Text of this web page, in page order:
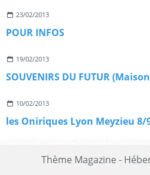
23/02/2013
POUR INFOS
19/02/2013
SOUVENIRS DU FUTUR
10/02/2013
les Oniriques Lyon Meyzieu 8/
Thème Magazine -